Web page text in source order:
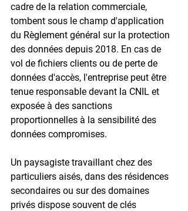
cadre de la relation commerciale,
tombent sous le champ d'application
du Règlement général sur la protection
des données depuis 2018. En cas de
vol de fichiers clients ou de perte de
données d'accès, l'entreprise peut être
tenue responsable devant la CNIL et
exposée à des sanctions
proportionnelles à la sensibilité des
données compromises.
Un paysagiste travaillant chez des
particuliers aisés, dans des résidences
secondaires ou sur des domaines
privés dispose souvent de clés